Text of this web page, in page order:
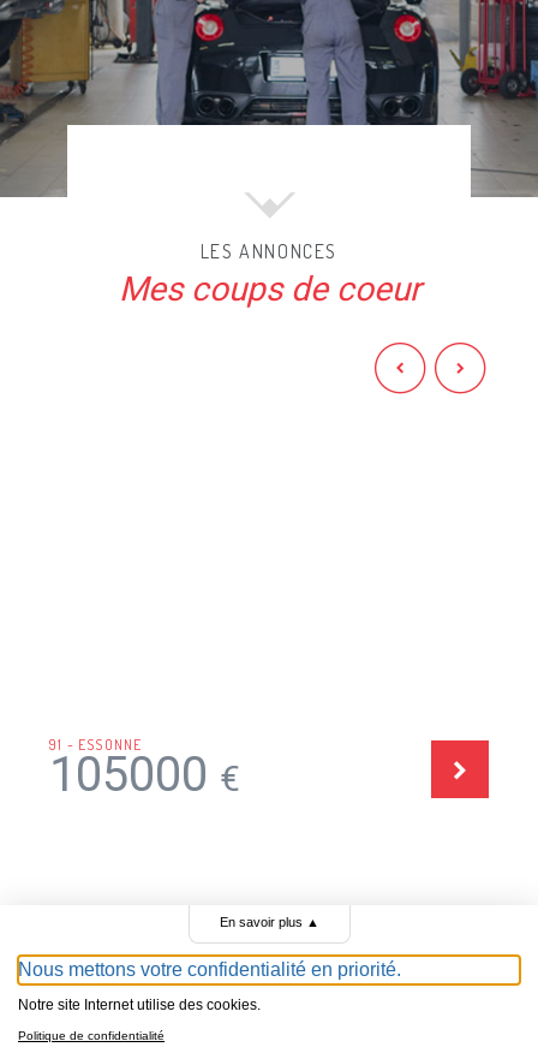
LES ANNONCES
Mes coups de coeur
91 - ESSONNE
105000 €
TOUTES LES ANNONCES DE GARAGES À VENDRE
En savoir plus ▲
Nous mettons votre confidentialité en priorité.
Notre site Internet utilise des cookies.
Politique de confidentialité